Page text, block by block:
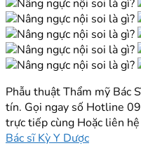
Phẫu thuật Thẩm mỹ Bác
tín. Gọi ngay số Hotline
trực tiếp cùng Hoặc liên hệ
Bác sĩ Kỳ Y Dược